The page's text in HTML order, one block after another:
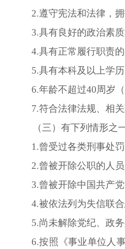
2.遵守宪法和法律，
3.具有良好的政治素
4.具有正常履行职责
5.具有本科及以上学
6.年龄不超过40周岁
7.符合法律法规、相
（三）有下列情形之
1.曾受过各类刑事处罚
2.曾被开除公职的人员
3.曾被开除中国共产
4.被依法列为失信联
5.尚未解除党纪、政
6.按照《事业单位人